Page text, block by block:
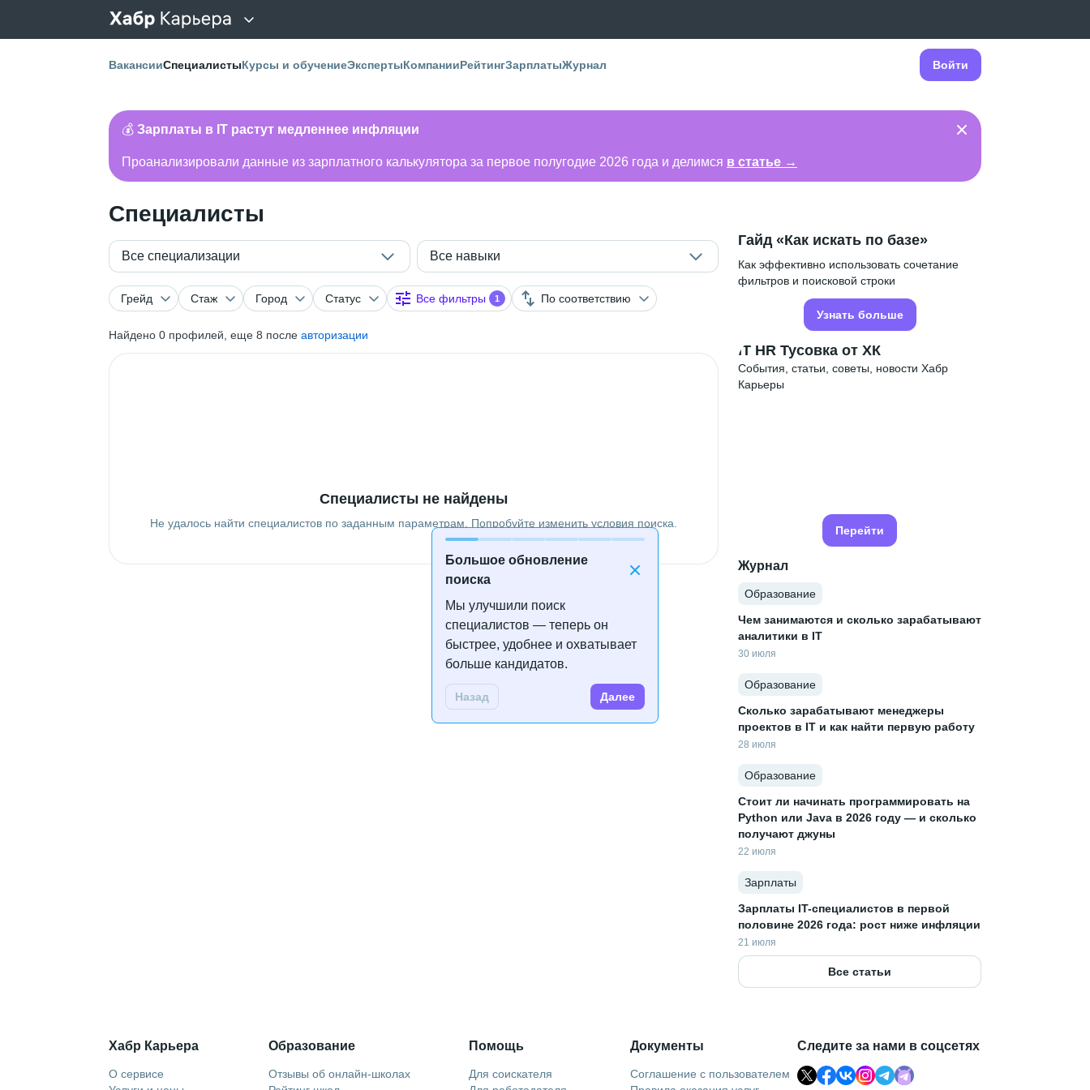
ВакансииСпециалистыКурсы и обучениеЭкспертыКомпанииРейтингЗарплатыЖурнал Войти
💰 Зарплаты в IT растут медленнее инфляции
Проанализировали данные из зарплатного калькулятора за первое полугодие 2026 года и делимся в статье →
Специалисты
Все специализации Все навыки
Грейд Стаж Город Статус Все фильтры 1 По соответствию
Найдено 0 профилей, еще 8 после авторизации
Большое обновление
поиска
Мы улучшили поиск
специалистов — теперь он
быстрее, удобнее и охватывает
больше кандидатов.
Назад Далее
Специалисты не найдены
Не удалось найти специалистов по заданным параметрам. Попробуйте изменить условия поиска.
Гайд «Как искать по базе»
Как эффективно использовать сочетание
фильтров и поисковой строки
Узнать больше
IT HR Тусовка от ХК
События, статьи, советы, новости Хабр
Карьеры
Перейти
Журнал
Образование
Чем занимаются и сколько зарабатывают
аналитики в IT
30 июля
Образование
Сколько зарабатывают менеджеры
проектов в IT и как найти первую работу
28 июля
Образование
Стоит ли начинать программировать на
Python или Java в 2026 году — и сколько
получают джуны
22 июля
Зарплаты
Зарплаты IT-специалистов в первой
половине 2026 года: рост ниже инфляции
21 июля
Все статьи
Хабр Карьера
О сервисе
Образование
Отзывы об онлайн-школах
Помощь
Для соискателя
Документы
Соглашение с пользователем
Следите за нами в соцсетях